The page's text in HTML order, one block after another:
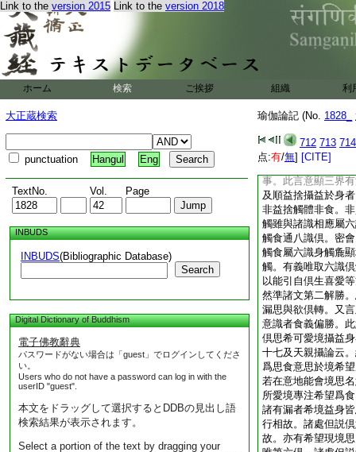
Link to the version 2015 Link to the version 2018
ホーム 検索 ご挨拶 組織 利
大正蔵検索
punctuation Hangul Eng
TextNo. Vol. Page
INBUDS
INBUDS(Bibliographic Database)
Search
Digital Dictionary of Buddhism
電子佛教辭典
パスワードがない場合は「guest」でログインしてくださ
い。
Users who do not have a password can log in with the
userID "guest".
本文をドラッグして選択するとDDBの見出し語
検索結果が表示されます。
Select a portion of the text by dragging your
瑜伽論記 (No. 1828_
712 713 714
点:有/無] [CITE]
立諸聖諦相。廣即
示五取蘊苦者。八
死。乃至五取蘊苦
二壞苦。後一行苦
三辨段食之相。四
標列。二約趣辨有
當言香味觸處所攝
味觸三。此言意顯
壞時有資養者説名
四云。諸有漏觸能
有漏纔取境時攝受
事。此言意顯三界
及順益捨攝益於身
非益捨觸體非食。
觸雖與諸識相應屬
觸食通八識倶。密
觸食屬六識身觸麁
觸。有義唯取六識
以能引自倶生喜愛
然準諸文第二解勝
漏思與欲倶轉。又
意識者食義偏勝。
倶思希可愛境攝益
十七及天親攝論云
爲思食意思於境希
若在意地能會境思
所愛境專注希望爲
諸有漏者希境益身
行相故。諸處但説
故。亦有希望現境